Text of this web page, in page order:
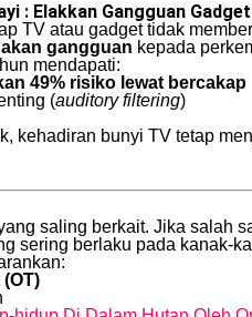
: Elakkan Gangguan
TV atau gadget tidak
gangguan kepada
mendapati:
49% risiko lewat bercakap
(auditory filtering)
kehadiran bunyi TV tetap
saling berkait. Jika salah
sering berlaku pada kanak-